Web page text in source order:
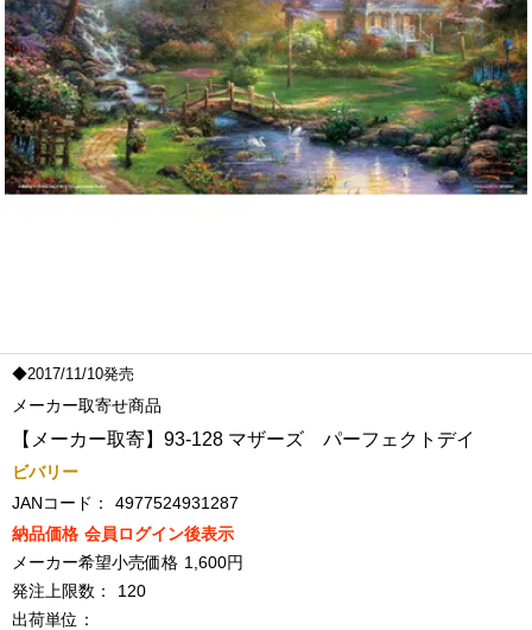
◆2017/11/10発売
メーカー取寄せ商品
【メーカー取寄】93-128 マザーズ パーフェクトデイ
ビバリー
JANコード：
4977524931287
納品価格 会員ログイン後表示
メーカー希望小売価格 1,600円
発注上限数：
120
出荷単位：